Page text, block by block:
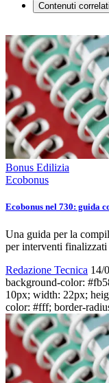
Contenuti correlati
Bonus Edilizia
Ecobonus
Ecobonus nel 730: guida
Una guida per la
per interventi
Redazione Tecnica 14/
background-color:
10px; width: 22px;
color: #fff; border-